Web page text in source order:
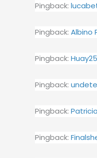
Pingback:
Pingback: Albino
Pingback:
Pingback:
Pingback: Patricia
Pingback: